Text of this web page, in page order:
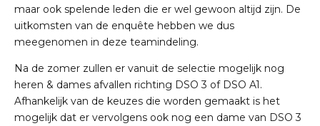
maar ook spelende leden die er wel gewoon altijd zijn. De
uitkomsten van de enquête hebben we dus
meegenomen in deze teamindeling.
Na de zomer zullen er vanuit de selectie mogelijk nog
heren & dames afvallen richting DSO 3 of DSO A1.
Afhankelijk van de keuzes die worden gemaakt is het
mogelijk dat er vervolgens ook nog een dame van DSO 3